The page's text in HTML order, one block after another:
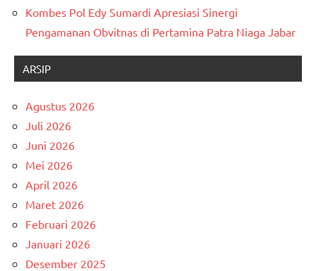
Kombes Pol Edy Sumardi Apresiasi Sinergi
Pengamanan Obvitnas di Pertamina Patra Niaga Jabar
ARSIP
Agustus 2026
Juli 2026
Juni 2026
Mei 2026
April 2026
Maret 2026
Februari 2026
Januari 2026
Desember 2025